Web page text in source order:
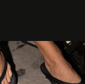
sensoriel.